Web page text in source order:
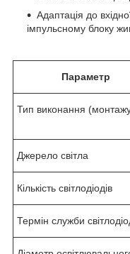
Адаптація до
імпульсному блоку
Параметр
Тип виконання
Джерело світла
Кількість світлодіодів
Термін служби